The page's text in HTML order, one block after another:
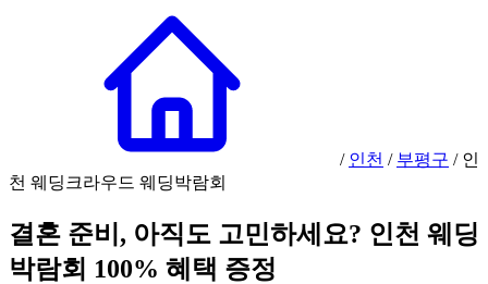
/ 인천 / 부평구 / 인
천 웨딩크라우드 웨딩박람회
결혼 준비, 아직도 고민하세요? 인천 웨딩
박람회 100% 혜택 증정